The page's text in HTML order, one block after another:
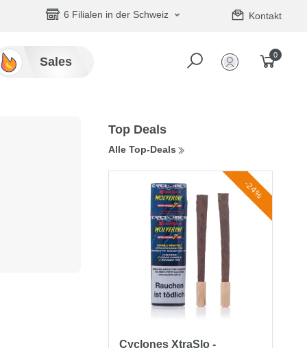
6 Filialen in der Schweiz Kontakt
Sales
0
Top Deals
Alle Top-Deals
-24%
Cyclones XtraSlo -